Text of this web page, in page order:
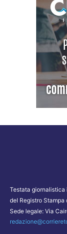
Testata giornalistica
del Registro
Sede legale: Via